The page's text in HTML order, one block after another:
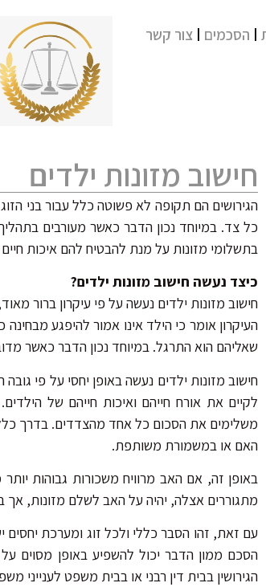
הסכמים צור קשר
חישוב מזונות ילדים
הגירושים הם תקופה לא פשוטה כלל עבור בני
כל צד. במיוחד נכון הדבר כאשר מעורבים
בתשלומי מזונות על מנת להבטיח להם איכות חיים
כיצד נעשה חישוב מזונות ילדים?
חישוב מזונות ילדים נעשה על פי עיקרון ברור
העיקרון אומר כי הילד אינו אמור להיפגע מבחינה
שאליהם הוא התרגל. במיוחד נכון הדבר כאשר
חישוב מזונות ילדים נעשה באופן יחסי על פי
לקיים את אורח חייהם ואיכות חייהם של
משלימים את הסכום כל אחד מהצדדים. בדרך כלל
האם או במשמורת משותפת.
באופן זה, אם האב מרוויח משכורות גבוהות
מתגוררים אצלה, יהיה על האב לשלם מזונות, אך
עם זאת, זהו הסבר כללי ולכל זוג ומערכת יחסים
הסכם ממון הדבר יכול להשפיע באופן מסוים
הגירושין בבית דין רבני או בבית משפט לענייני